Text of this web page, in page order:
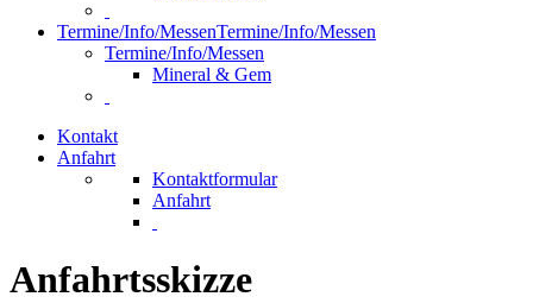
Termine/Info/MessenTermine/Info/Messen
Termine/Info/Messen
Mineral & Gem
Kontakt
Anfahrt
Kontaktformular
Anfahrt
Anfahrtsskizze